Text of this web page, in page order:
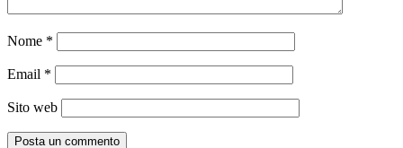
Nome *
Email *
Sito web